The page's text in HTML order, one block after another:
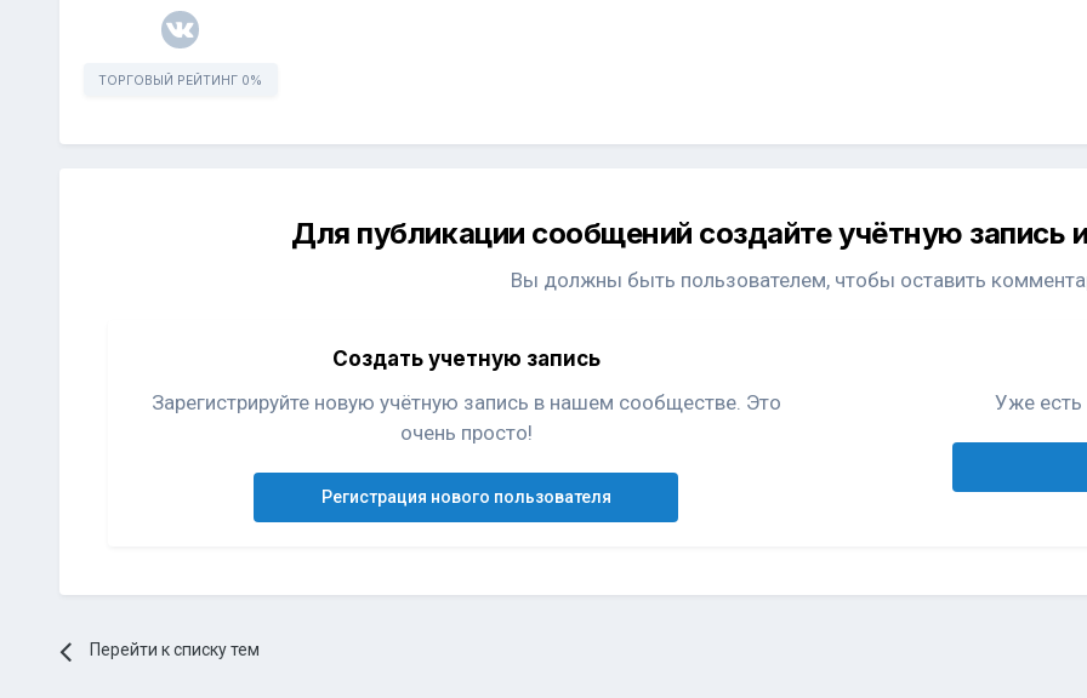
ТОРГОВЫЙ РЕЙТИНГ 0%
Для публикации сообщений создайте учётную запись
Вы должны быть пользователем, чтобы оставить
Создать учетную запись
Зарегистрируйте новую учётную запись в нашем сообществе. Это
очень просто!
Регистрация нового пользователя
Уже есть
Перейти к списку тем